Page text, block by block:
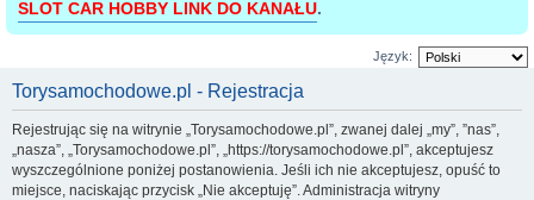
SLOT CAR HOBBY LINK DO KANAŁU.
Język:
Torysamochodowe.pl - Rejestracja
Rejestrując się na witrynie „Torysamochodowe.pl”, zwanej dalej „my”, ”nas”,
„nasza”, „Torysamochodowe.pl”, „https://torysamochodowe.pl”, akceptujesz
wyszczególnione poniżej postanowienia. Jeśli ich nie akceptujesz, opuść to
miejsce, naciskając przycisk „Nie akceptuję”. Administracja witryny